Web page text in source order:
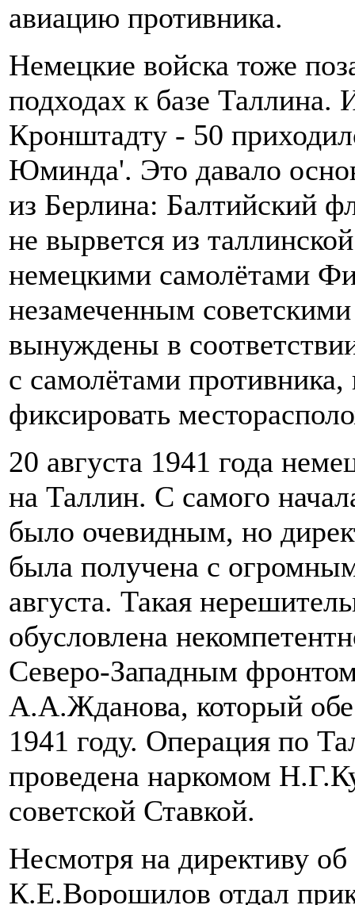
авиацию противника.
Немецкие войска тоже
подходах к базе Таллина.
Кронштадту - 50
Юминда'. Это давало
из Берлина: Балтийский
не вырвется из
немецкими самолётами
незамеченным
вынуждены в
с самолётами
фиксировать
20 августа 1941 года
на Таллин. С самого
было очевидным, но
была получена с
августа. Такая
обусловлена
Северо-Западным
А.А.Жданова, который
1941 году. Операция по
проведена наркомом
советской Ставкой.
Несмотря на директиву
К.Е.Ворошилов отдал